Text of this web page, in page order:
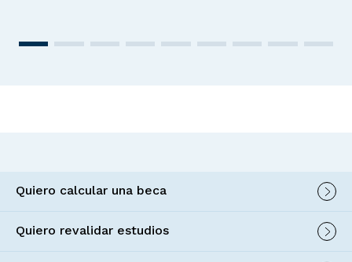
Quiero calcular una beca
Quiero revalidar estudios